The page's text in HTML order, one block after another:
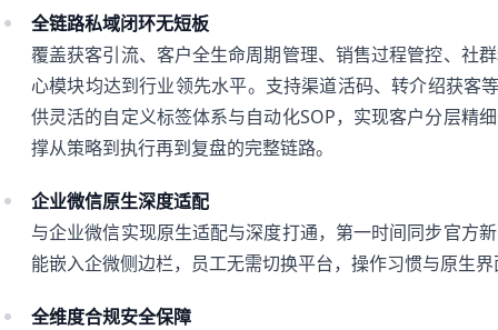
全链路私域闭环无短板
覆盖获客引流、客户全生命周期管理、销售过程管控、社
心模块均达到行业领先水平。支持渠道活码、转介绍获客
供灵活的自定义标签体系与自动化SOP，实现客户分层精
撑从策略到执行再到复盘的完整链路。
企业微信原生深度适配
与企业微信实现原生适配与深度打通，第一时间同步官方
能嵌入企微侧边栏，员工无需切换平台，操作习惯与原生
全维度合规安全保障